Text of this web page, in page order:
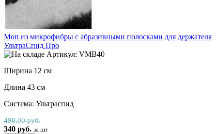
Моп из микрофибры с абразивными полосками для держателя
УльтраСпид Про
Артикул: VMB40
Ширина 12 см
Длина 43 см
Система: Ультраспид
490.00 руб.
340 руб. за шт